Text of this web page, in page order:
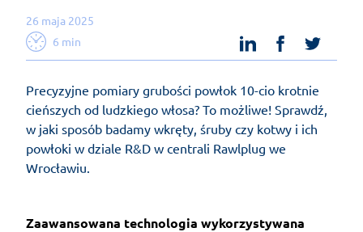
26 maja 2025
6 min
linkedinfacebook
Precyzyjne pomiary grubości powłok 10-cio krotnie
cieńszych od ludzkiego włosa? To możliwe! Sprawdź,
w jaki sposób badamy wkręty, śruby czy kotwy i ich
powłoki w dziale R&D w centrali Rawlplug we
Wrocławiu.
Zaawansowana technologia wykorzystywana